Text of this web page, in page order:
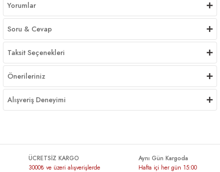
Yorumlar
Soru & Cevap
Taksit Seçenekleri
Önerileriniz
Alışveriş Deneyimi
ÜCRETSİZ KARGO
3000₺ ve üzeri alışverişlerde
Aynı Gün Kargoda
Hafta içi her gün 15:00